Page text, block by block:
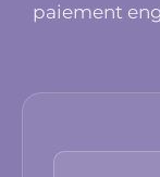
paiement